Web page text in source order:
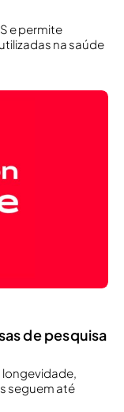
e permite
na saúde
de pesquisa
longevidade,
seguem até